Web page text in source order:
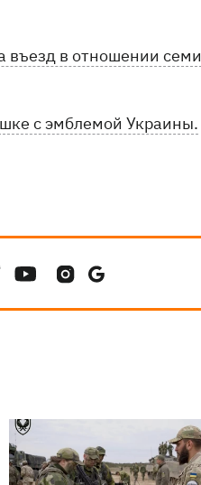
въезд в отношении семи
с эмблемой Украины.